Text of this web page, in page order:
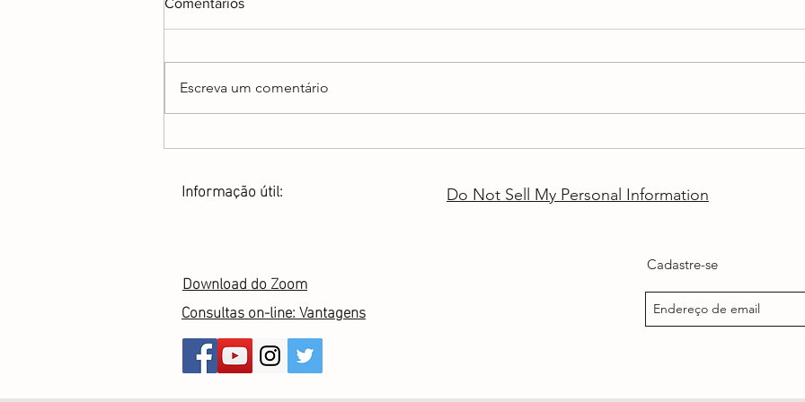
dentro dela
Escreva um comentário
Informação útil: Do Not Sell My Personal Information
Download do Zoom
Consultas on-line: Vantagens
Cadastre-se